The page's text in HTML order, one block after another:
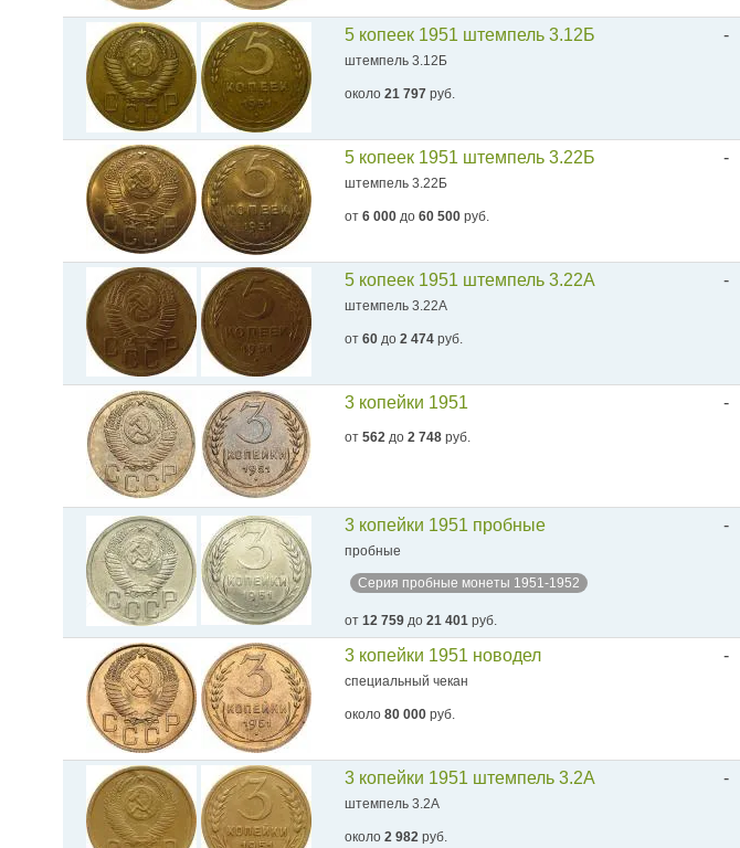
5 копеек 1951 штемпель 3.12Б
штемпель 3.12Б
около 21 797 руб.
-
5 копеек 1951 штемпель 3.22Б
штемпель 3.22Б
от 6 000 до 60 500 руб.
-
5 копеек 1951 штемпель 3.22А
штемпель 3.22А
от 60 до 2 474 руб.
-
3 копейки 1951
от 562 до 2 748 руб.
-
3 копейки 1951 пробные
пробные
Серия пробные монеты 1951-1952
от 12 759 до 21 401 руб.
-
3 копейки 1951 новодел
специальный чекан
около 80 000 руб.
-
3 копейки 1951 штемпель 3.2А
штемпель 3.2А
около 2 982 руб.
-